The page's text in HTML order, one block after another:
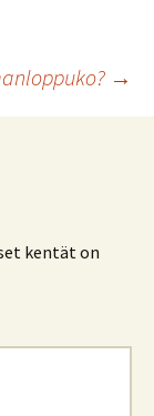
→
kentät on